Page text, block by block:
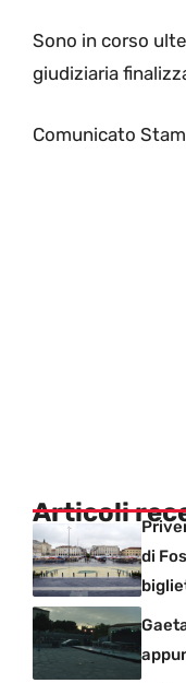
Sono in corso
giudiziaria
Comunicato
Articoli
di